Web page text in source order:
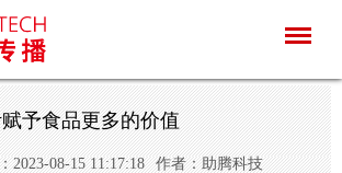
予食品更多的价值
2023-08-15 11:17:18 作者：助腾科技